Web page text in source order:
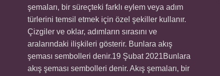
şemaları, bir süreçteki farklı eylem veya adım
türlerini temsil etmek için özel şekiller kullanır.
Çizgiler ve oklar, adımların sırasını ve
aralarındaki ilişkileri gösterir. Bunlara akış
şeması sembolleri denir.19 Şubat 2021Bunlara
akış şeması sembolleri denir. Akış şemaları, bir